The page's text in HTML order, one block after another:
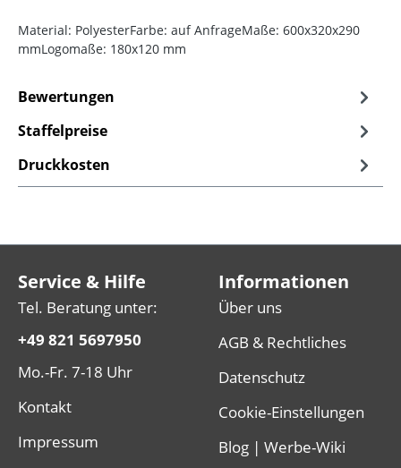
Material: PolyesterFarbe: auf AnfrageMaße: 600x320x290
mmLogomaße: 180x120 mm
Bewertungen
Staffelpreise
Druckkosten
Service & Hilfe
Tel. Beratung unter:
+49 821 5697950
Mo.-Fr. 7-18 Uhr
Kontakt
Impressum
Informationen
Über uns
AGB & Rechtliches
Datenschutz
Cookie-Einstellungen
Blog | Werbe-Wiki